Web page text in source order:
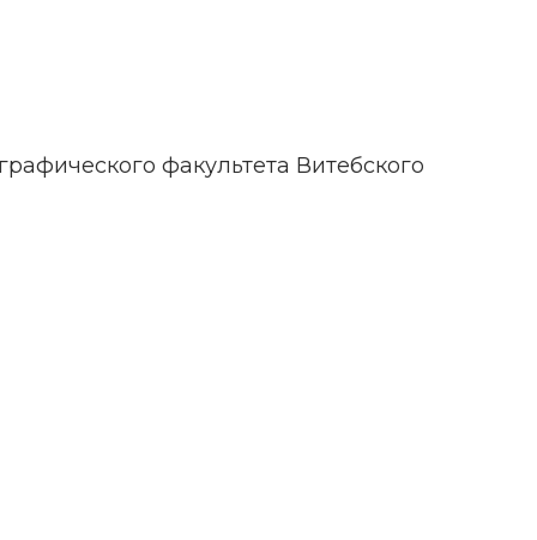
факультета Витебского